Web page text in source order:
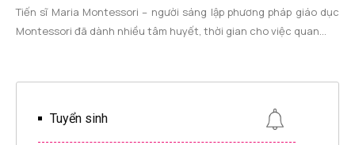
Tiến sĩ Maria Montessori – người sáng lập phương pháp giáo dục
Montessori đã dành nhiều tâm huyết, thời gian cho việc quan...
Tuyển sinh